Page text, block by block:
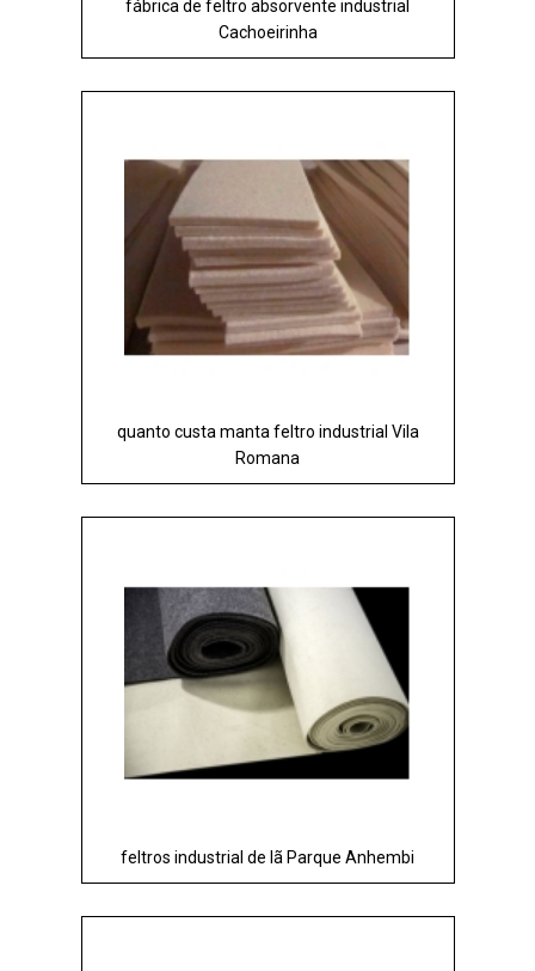
fábrica de feltro absorvente industrial
Cachoeirinha
quanto custa manta feltro industrial Vila
Romana
feltros industrial de lã Parque Anhembi